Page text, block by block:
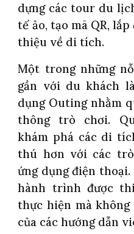
dựng các tour du
tế ảo, tạo mã QR,
thiệu về di tích.
Một trong những
gần với du khách
dụng Outing nhằm
thông trò chơi.
khám phá các di
thú hơn với các
ứng dụng điện
hành trình được
thực hiện mà
của các hướng dẫn